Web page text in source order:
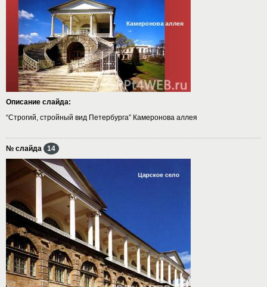
Описание слайда:
“Строгий, стройный вид Петербурга” Камеронова аллея
№ слайда 14